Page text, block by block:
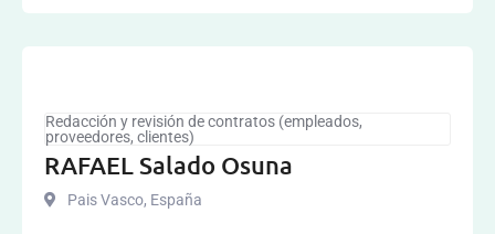
Redacción y revisión de contratos (empleados,
proveedores, clientes)
RAFAEL Salado Osuna
Pais Vasco, España